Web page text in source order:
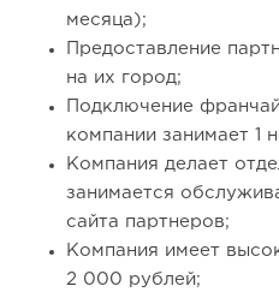
месяца);
Предоставление
на их город;
Подключение
компании занимает 1
Компания делает
занимается
сайта партнеров;
Компания имеет
2 000 рублей;